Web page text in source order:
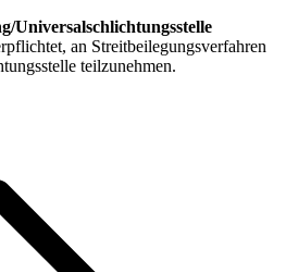
Universal­schlichtungs­stelle
an Streitbeilegungsverfahren
teilzunehmen.